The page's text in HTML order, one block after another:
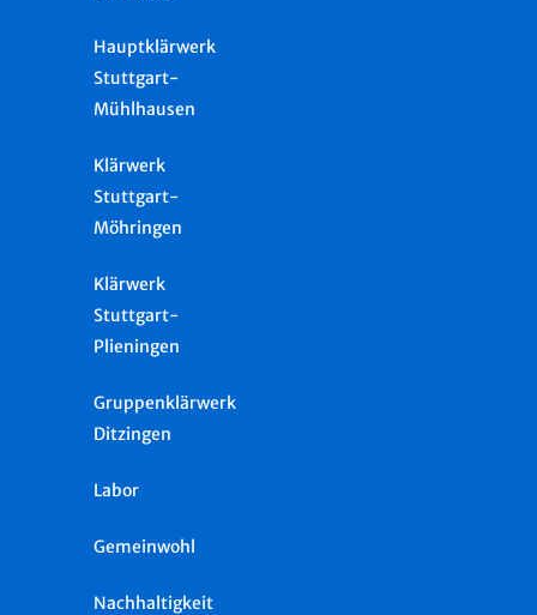
Hauptklärwerk
Stuttgart-
Mühlhausen
Klärwerk
Stuttgart-
Möhringen
Klärwerk
Stuttgart-
Plieningen
Gruppenklärwerk
Ditzingen
Labor
Gemeinwohl
Nachhaltigkeit